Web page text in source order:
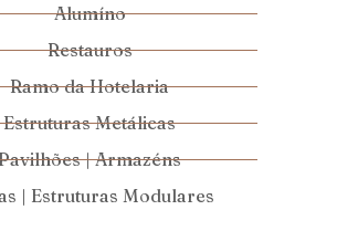
Alumíno
Restauros
Ramo da Hotelaria
Estruturas Metálicas
| Armazéns
| Estruturas Modulares